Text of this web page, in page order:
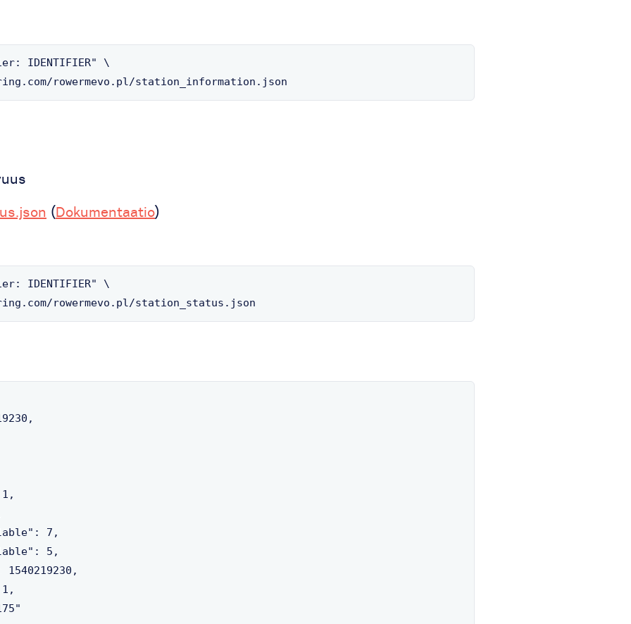
IDENTIFIER" \
rowermevo.pl/station_information.json
(Dokumentaatio)
IDENTIFIER" \
rowermevo.pl/station_status.json
7,
5,
1540219230,